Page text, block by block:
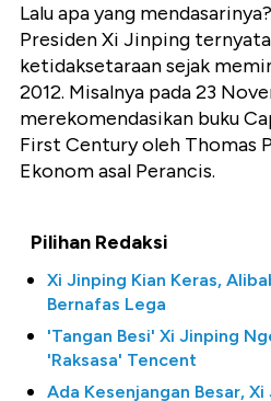
Lalu apa yang
Presiden Xi Jinping
ketidaksetaraan sejak
2012. Misalnya pada 23
merekomendasikan buku
First Century oleh Thomas
Ekonom asal Perancis.
Pilihan Redaksi
Xi Jinping Kian Keras,
Bernafas Lega
'Tangan Besi' Xi Jinping
'Raksasa' Tencent
Ada Kesenjangan Besar,